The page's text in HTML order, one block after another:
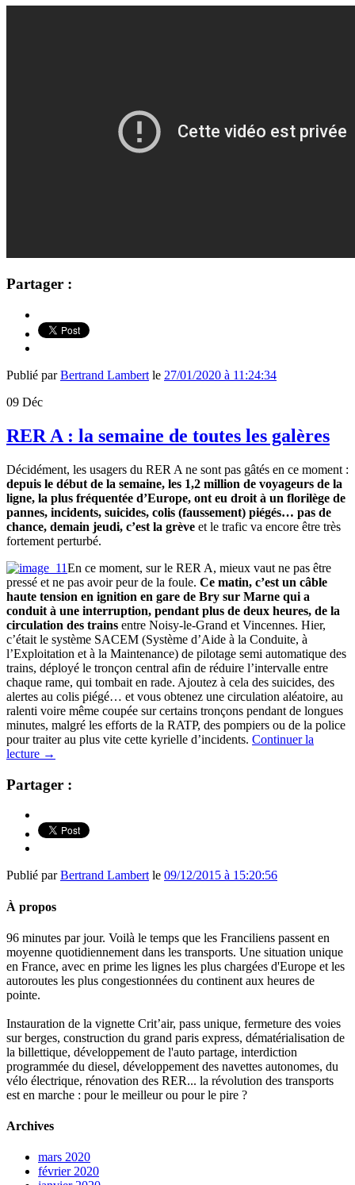
Partager :
Publié parBertrand Lambert le 27/01/2020 à 11:24:34
09 Déc
RER A : la semaine de toutes les galères
Décidément, les usagers du RER A ne sont pas gâtés en ce moment :
depuis le début de la semaine, les 1,2 million de voyageurs de la
ligne, la plus fréquentée d’Europe, ont eu droit à un florilège de
pannes, incidents, suicides, colis (faussement) piégés… pas de
chance, demain jeudi, c’est la grève et le trafic va encore être très
fortement perturbé.
En ce moment, sur le RER A, mieux vaut ne pas être
pressé et ne pas avoir peur de la foule. Ce matin, c’est un câble
haute tension en ignition en gare de Bry sur Marne qui a
conduit à une interruption, pendant plus de deux heures, de la
circulation des trains entre Noisy-le-Grand et Vincennes. Hier,
c’était le système SACEM (Système d’Aide à la Conduite, à
l’Exploitation et à la Maintenance) de pilotage semi automatique des
trains, déployé le tronçon central afin de réduire l’intervalle entre
chaque rame, qui tombait en rade. Ajoutez à cela des suicides, des
alertes au colis piégé… et vous obtenez une circulation aléatoire, au
ralenti voire même coupée sur certains tronçons pendant de longues
minutes, malgré les efforts de la RATP, des pompiers ou de la police
pour traiter au plus vite cette kyrielle d’incidents. Continuer la
lecture →
Partager :
Publié parBertrand Lambert le 09/12/2015 à 15:20:56
À propos
96 minutes par jour. Voilà le temps que les Franciliens passent en
moyenne quotidiennement dans les transports. Une situation unique
en France, avec en prime les lignes les plus chargées d'Europe et les
autoroutes les plus congestionnées du continent aux heures de
pointe.
Instauration de la vignette Crit’air, pass unique, fermeture des voies
sur berges, construction du grand paris express, dématérialisation de
la billettique, développement de l'auto partage, interdiction
programmée du diesel, développement des navettes autonomes, du
vélo électrique, rénovation des RER... la révolution des transports
est en marche : pour le meilleur ou pour le pire ?
Archives
mars 2020
février 2020